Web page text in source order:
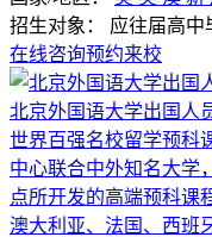
招生对象： 应往届高中
在线咨询预约来校
北京外国语大学出国人
世界百强名校留学预科
中心联合中外知名大学
点所开发的高端预科课
澳大利亚、法国、西班